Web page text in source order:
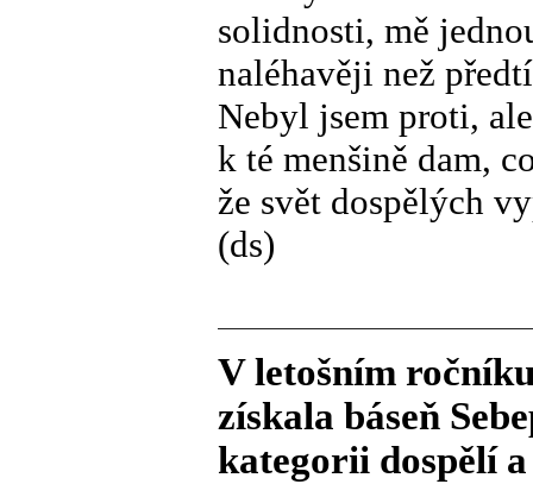
solidnosti, mě
naléhavěji než
Nebyl jsem proti,
k té menšině dam,
že svět dospělých
(ds)
V letošním
získala báseň
kategorii dospělí